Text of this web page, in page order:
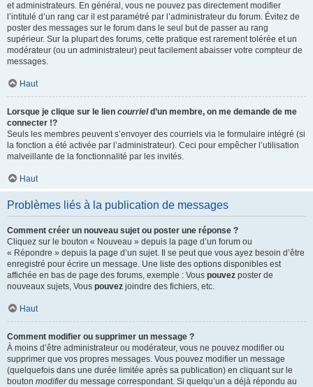
et administrateurs. En général, vous ne pouvez pas directement modifier
l’intitulé d’un rang car il est paramétré par l’administrateur du forum. Évitez de
poster des messages sur le forum dans le seul but de passer au rang
supérieur. Sur la plupart des forums, cette pratique est rarement tolérée et un
modérateur (ou un administrateur) peut facilement abaisser votre compteur de
messages.
Haut
Lorsque je clique sur le lien courrield’un membre, on me demande de me
connecter !?
Seuls les membres peuvent s’envoyer des courriels via le formulaire intégré (si
la fonction a été activée par l’administrateur). Ceci pour empêcher l’utilisation
malveillante de la fonctionnalité par les invités.
Haut
Problèmes liés à la publication de messages
Comment créer un nouveau sujet ou poster une réponse ?
Cliquez sur le bouton « Nouveau » depuis la page d’un forum ou
« Répondre » depuis la page d’un sujet. Il se peut que vous ayez besoin d’être
enregistré pour écrire un message. Une liste des options disponibles est
affichée en bas de page des forums, exemple : Vous pouvez poster de
nouveaux sujets, Vous pouvez joindre des fichiers, etc.
Haut
Comment modifier ou supprimer un message ?
À moins d’être administrateur ou modérateur, vous ne pouvez modifier ou
supprimer que vos propres messages. Vous pouvez modifier un message
(quelquefois dans une durée limitée après sa publication) en cliquant sur le
bouton modifierdu message correspondant. Si quelqu’un a déjà répondu au